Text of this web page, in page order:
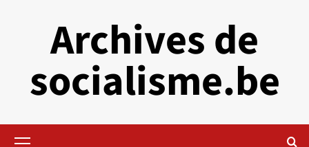
Archives de
socialisme.be